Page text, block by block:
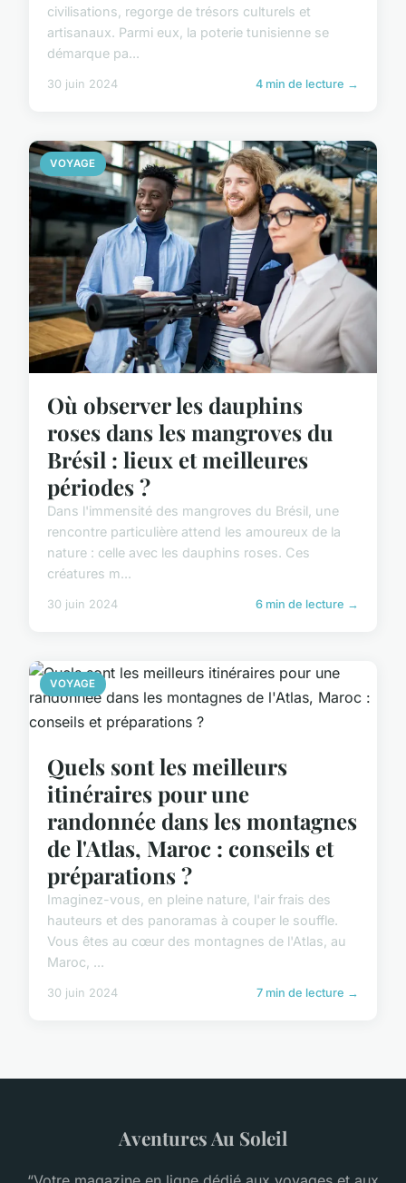
civilisations, regorge de trésors culturels et
artisanaux. Parmi eux, la poterie tunisienne se
démarque pa...
30 juin 2024 4 min de lecture →
VOYAGE
Où observer les dauphins
roses dans les mangroves du
Brésil : lieux et meilleures
périodes ?
Dans l'immensité des mangroves du Brésil, une
rencontre particulière attend les amoureux de la
nature : celle avec les dauphins roses. Ces
créatures m...
30 juin 2024 6 min de lecture →
VOYAGE
Quels sont les meilleurs
itinéraires pour une
randonnée dans les montagnes
de l'Atlas, Maroc : conseils et
préparations ?
Imaginez-vous, en pleine nature, l'air frais des
hauteurs et des panoramas à couper le souffle.
Vous êtes au cœur des montagnes de l'Atlas, au
Maroc, ...
30 juin 2024 7 min de lecture →
Aventures Au Soleil